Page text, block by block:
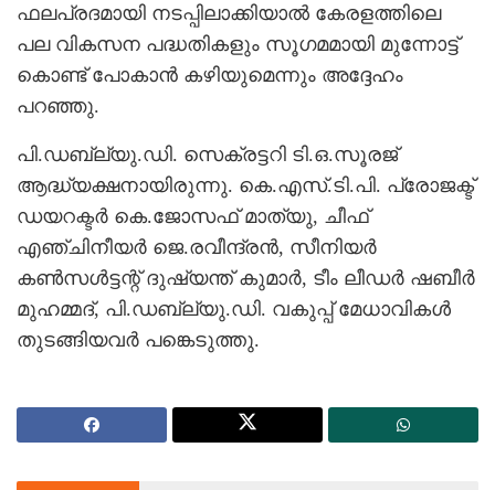
ഫലപ്രദമായി നടപ്പിലാക്കിയാല്‍ കേരളത്തിലെ
പല വികസന പദ്ധതികളും സൂഗമമായി മുന്നോട്ട്
കൊണ്ട് പോകാന്‍ കഴിയുമെന്നും അദ്ദേഹം
പറഞ്ഞു.
പി.ഡബ്ല്യു.ഡി. സെക്രട്ടറി ടി.ഒ.സൂരജ്
ആദ്ധ്യക്ഷനായിരുന്നു. കെ.എസ്.ടി.പി. പ്രോജക്ട്
ഡയറക്ടര്‍ കെ.ജോസഫ് മാത്യു, ചീഫ്
എഞ്ചിനീയര്‍ ജെ.രവീന്ദ്രന്‍, സീനിയര്‍
കണ്‍സള്‍ട്ടന്റ് ദുഷ്യന്ത് കുമാര്‍, ടീം ലീഡര്‍ ഷബീര്‍
മുഹമ്മദ്, പി.ഡബ്ല്യു.ഡി. വകുപ്പ് മേധാവികള്‍
തുടങ്ങിയവര്‍ പങ്കെടുത്തു.